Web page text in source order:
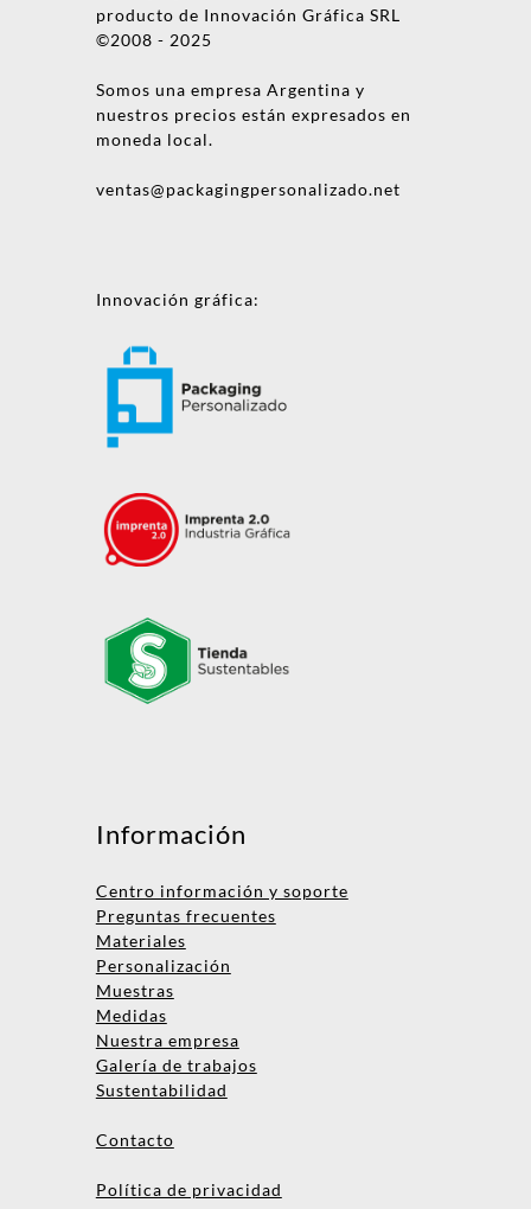
producto de Innovación Gráfica SRL
©2008 - 2025
Somos una empresa Argentina y
nuestros precios están expresados en
moneda local.
ventas@packagingpersonalizado.net
Innovación gráfica:
Información
Centro información y soporte
Preguntas frecuentes
Materiales
Personalización
Muestras
Medidas
Nuestra empresa
Galería de trabajos
Sustentabilidad
Contacto
Política de privacidad
Nombre
Empresa
Teléfono